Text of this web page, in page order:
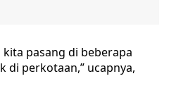
pasang di beberapa
di perkotaan,” ucapnya,